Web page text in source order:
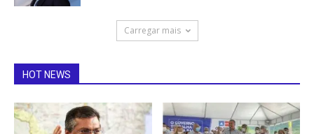
Carregar mais
HOT NEWS